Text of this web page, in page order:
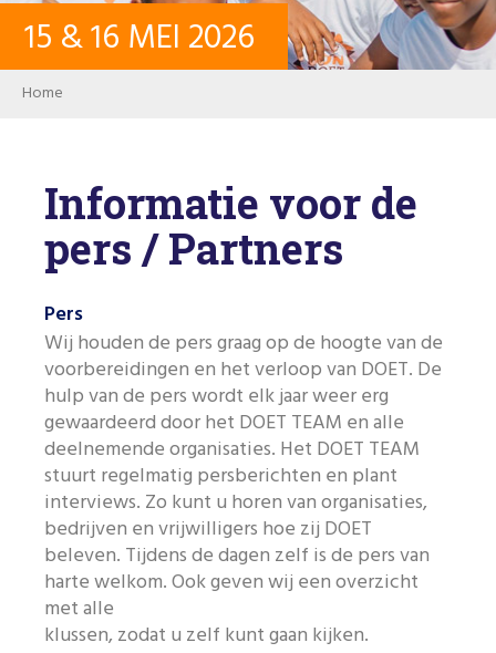
CONTACT
USER ACCOUNT
WACHTWOORD
Zoeken
Like ons op Facebook
15 &16 MEI 2026
Breadcrumb
Home
Informatie voor de
pers / Partners
Pers
Wij houden de pers graag op de hoogte van de
voorbereidingen en het verloop van DOET. De
hulp van de pers wordt elk jaar weer erg
gewaardeerd door het DOET TEAM en alle
deelnemende organisaties. Het DOET TEAM
stuurt regelmatig persberichten en plant
interviews. Zo kunt u horen van organisaties,
bedrijven en vrijwilligers hoe zij DOET
beleven. Tijdens de dagen zelf is de pers van
harte welkom. Ook geven wij een overzicht
met alle
klussen, zodat u zelf kunt gaan kijken.